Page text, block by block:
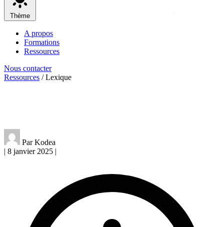
Thème
A propos
Formations
Ressources
Nous contacter
Ressources / Lexique
Par Kodea
| 8 janvier 2025 |